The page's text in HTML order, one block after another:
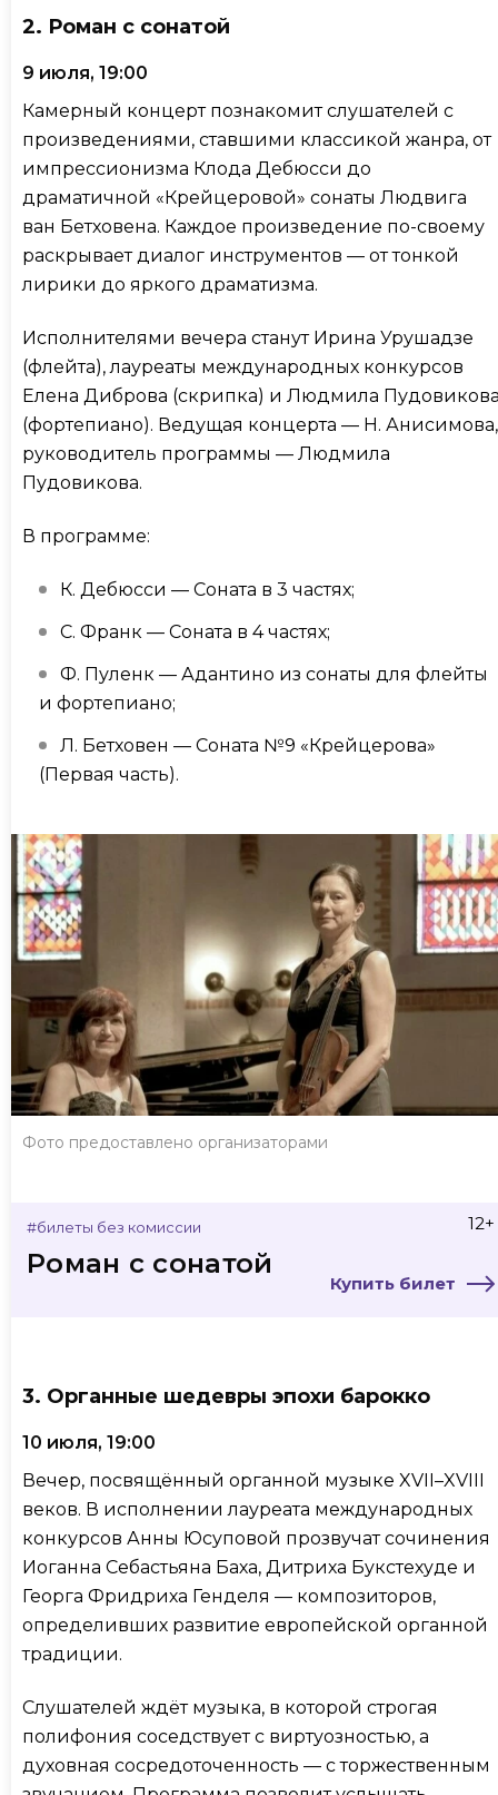
2. Роман с сонатой
9 июля, 19:00
Камерный концерт познакомит слушателей с
произведениями, ставшими классикой жанра, от
импрессионизма Клода Дебюсси до
драматичной «Крейцеровой» сонаты Людвига
ван Бетховена. Каждое произведение по-своему
раскрывает диалог инструментов — от тонкой
лирики до яркого драматизма.
Исполнителями вечера станут Ирина Урушадзе
(флейта), лауреаты международных конкурсов
Елена Диброва (скрипка) и Людмила
(фортепиано). Ведущая концерта — Н. Анисимова,
руководитель программы — Людмила
Пудовикова.
В программе:
К. Дебюсси — Соната в 3 частях;
С. Франк — Соната в 4 частях;
Ф. Пуленк — Адантино из сонаты для флейты
и фортепиано;
Л. Бетховен — Соната №9 «Крейцерова»
(Первая часть).
Фото предоставлено организаторами
12+
#билеты без комиссии
Купить билет
Роман с сонатой
3. Органные шедевры эпохи барокко
10 июля, 19:00
Вечер, посвящённый органной музыке XVII–XVIII
веков. В исполнении лауреата международных
конкурсов Анны Юсуповой прозвучат сочинения
Иоганна Себастьяна Баха, Дитриха Букстехуде и
Георга Фридриха Генделя — композиторов,
определивших развитие европейской органной
традиции.
Слушателей ждёт музыка, в которой строгая
полифония соседствует с виртуозностью, а
духовная сосредоточенность — с торжественным